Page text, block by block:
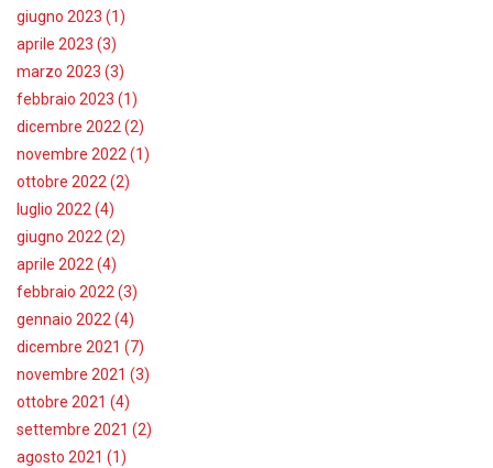
giugno 2023 (1)
aprile 2023 (3)
marzo 2023 (3)
febbraio 2023 (1)
dicembre 2022 (2)
novembre 2022 (1)
ottobre 2022 (2)
luglio 2022 (4)
giugno 2022 (2)
aprile 2022 (4)
febbraio 2022 (3)
gennaio 2022 (4)
dicembre 2021 (7)
novembre 2021 (3)
ottobre 2021 (4)
settembre 2021 (2)
agosto 2021 (1)